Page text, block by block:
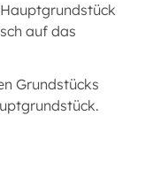
auf das
Grundstücks